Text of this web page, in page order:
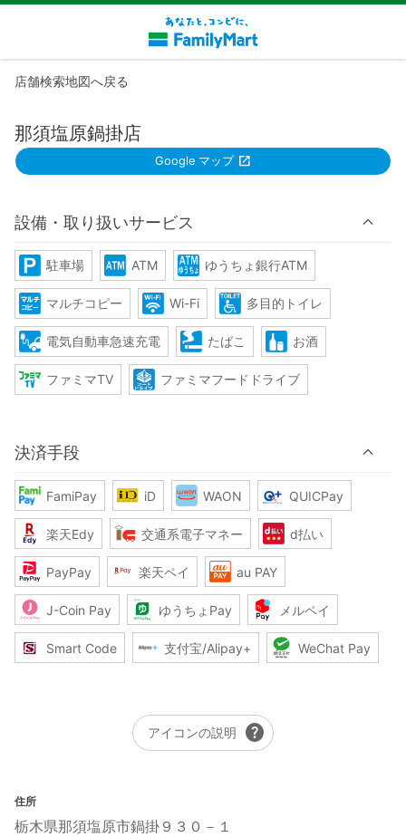
店舗検索地図へ戻る
那須塩原鍋掛店
Google マップ
設備・取り扱いサービス
駐車場 ATM ゆうちょ銀行ATM
マルチコピー Wi-Fi 多目的トイレ
電気自動車急速充電 たばこ お酒
ファミマTV ファミマフードドライブ
決済手段
FamiPay iD WAON QUICPay
楽天Edy 交通系電子マネー d払い
PayPay 楽天ペイ au PAY
J-Coin Pay ゆうちょPay メルペイ
Smart Code 支付宝/Alipay+ WeChat Pay
アイコンの説明 help
住所
栃木県那須塩原市鍋掛９３０－１